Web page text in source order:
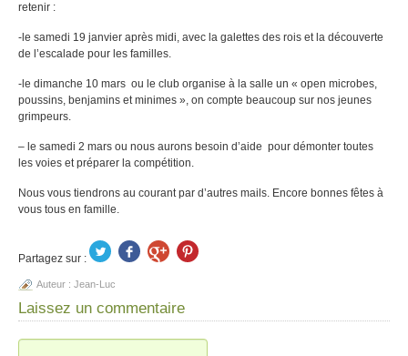
retenir :
-le samedi 19 janvier après midi, avec la galettes des rois et la découverte
de l’escalade pour les familles.
-le dimanche 10 mars ou le club organise à la salle un « open microbes,
poussins, benjamins et minimes », on compte beaucoup sur nos jeunes
grimpeurs.
– le samedi 2 mars ou nous aurons besoin d’aide pour démonter toutes
les voies et préparer la compétition.
Nous vous tiendrons au courant par d’autres mails. Encore bonnes fêtes à
vous tous en famille.
Partagez sur :
Auteur : Jean-Luc
Laissez un commentaire